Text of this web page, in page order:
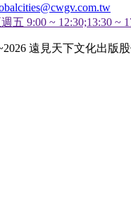
五 9:00 ~ 12:30;13:30 ~
遠見天下文化出版